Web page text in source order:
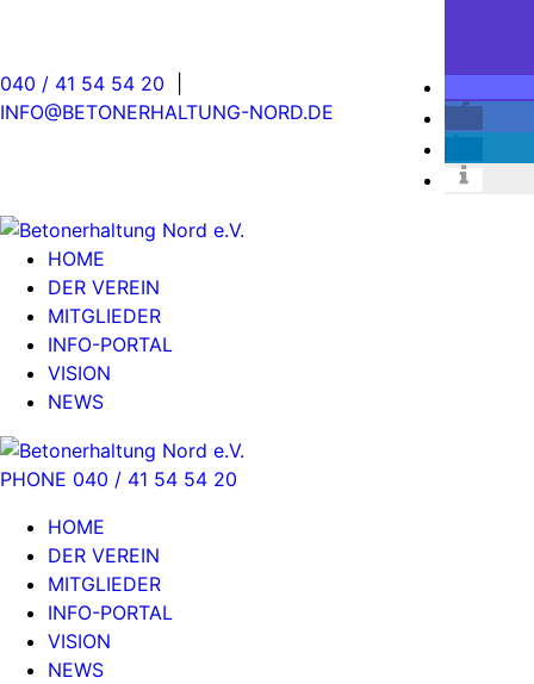
040 / 41 54 54 20
INFO@BETONERHALTUNG-NORD.DE
HOME
DER VEREIN
MITGLIEDER
INFO-PORTAL
VISION
NEWS
PHONE 040 / 41 54 54 20
HOME
DER VEREIN
MITGLIEDER
INFO-PORTAL
VISION
NEWS